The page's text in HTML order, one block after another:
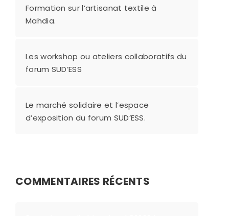
Formation sur l’artisanat textile à
Mahdia.
Les workshop ou ateliers collaboratifs du
forum SUD’ESS
Le marché solidaire et l’espace
d’exposition du forum SUD’ESS.
COMMENTAIRES RÉCENTS